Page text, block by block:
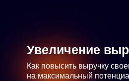
Увеличение
Как повысить выручку
на максимальный